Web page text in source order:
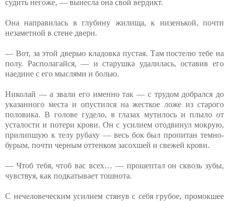
судить негоже, — вынесла она свой вердикт.
Она направилась в глубину жилища, к низенькой, почти
незаметной в стене двери.
— Вот, за этой дверью кладовка пустая. Там постелю тебе на
полу. Располагайся, — и старушка удалилась, оставив его
наедине с его мыслями и болью.
Николай — а звали его именно так — с трудом добрался до
указанного места и опустился на жесткое ложе из старого
половика. В голове гудело, в глазах мутилось и плыло от
усталости и потери крови. Он с усилием отодвинул мокрую,
прилипшую к телу рубаху — весь бок был пропитан темно-
бурым, почти черным оттенком засохшей и свежей крови.
— Чтоб тебя, чтоб вас всех… — прошептал он сквозь зубы,
чувствуя, как подкатывает тошнота.
С нечеловеческим усилием стянув с себя грубое, промокшее